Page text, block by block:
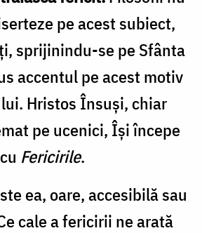
pe acest subiect,
sprijinindu-se pe Sfânta
accentul pe acest motiv
Hristos Însuşi, chiar
pe ucenici, Îşi începe
Fericirile.
ea, oare, accesibilă sau
cale a fericirii ne arată